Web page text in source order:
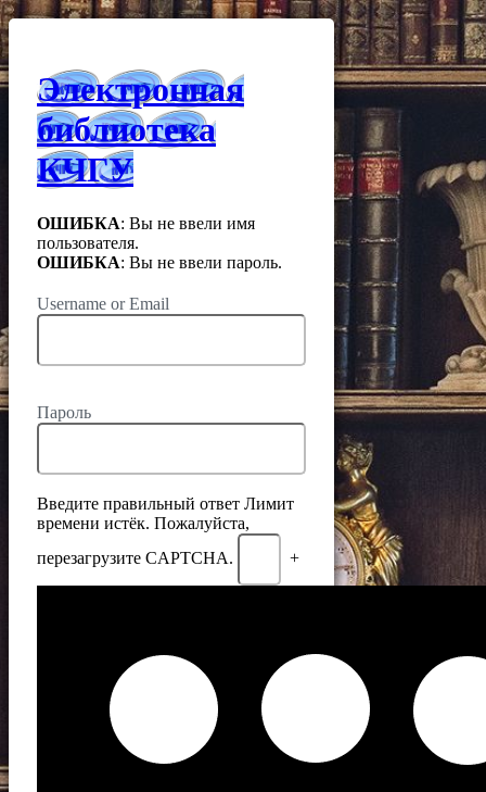
Электронная
библиотека
КЧГУ
ОШИБКА: Вы не ввели имя
пользователя.
ОШИБКА: Вы не ввели пароль.
Username or Email
Пароль
Введите правильный ответ Лимит
времени истёк. Пожалуйста,
перезагрузите CAPTCHA.
+